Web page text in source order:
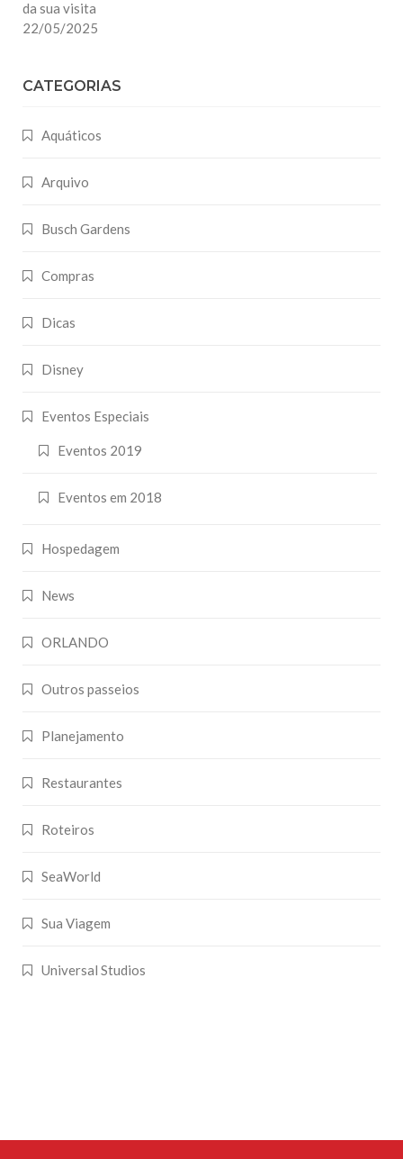
da sua visita
22/05/2025
CATEGORIAS
Aquáticos
Arquivo
Busch Gardens
Compras
Dicas
Disney
Eventos Especiais
Eventos 2019
Eventos em 2018
Hospedagem
News
ORLANDO
Outros passeios
Planejamento
Restaurantes
Roteiros
SeaWorld
Sua Viagem
Universal Studios